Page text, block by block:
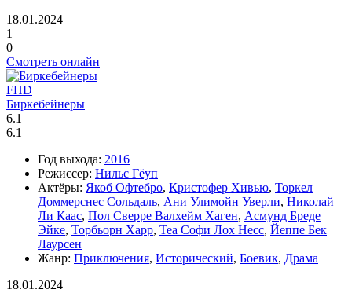
18.01.2024
1
0
Смотреть онлайн
FHD
Биркебейнеры
6.1
6.1
Год выхода: 2016
Режиссер: Нильс Гёуп
Актёры: Якоб Офтебро, Кристофер Хивью, Торкел
Доммерснес Сольдаль, Ани Улимойн Уверли, Николай
Ли Каас, Пол Сверре Валхейм Хаген, Асмунд Бреде
Эйке, Торбьорн Харр, Теа Софи Лох Несс, Йеппе Бек
Лаурсен
Жанр: Приключения, Исторический, Боевик, Драма
18.01.2024